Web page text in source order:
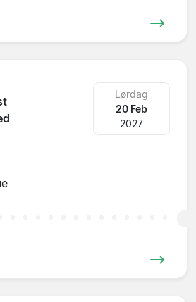
Lørdag
20 Feb
2027